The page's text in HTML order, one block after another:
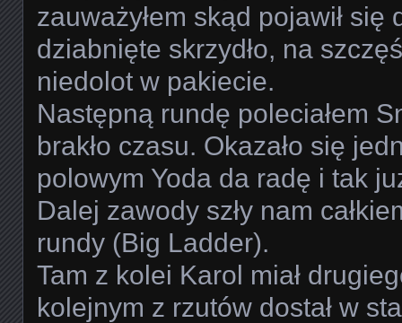
zauważyłem skąd pojawił
dziabnięte skrzydło, na
niedolot w pakiecie.
Następną rundę poleciałem
brakło czasu. Okazało się
polowym Yoda da radę i tak
Dalej zawody szły nam
rundy (Big Ladder).
Tam z kolei Karol miał
kolejnym z rzutów dostał w